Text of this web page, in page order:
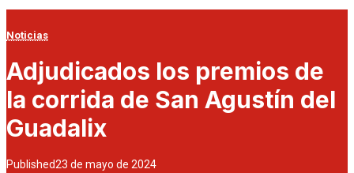
Noticias
Adjudicados los premios de
la corrida de San Agustín del
Guadalix
Published23 de mayo de 2024